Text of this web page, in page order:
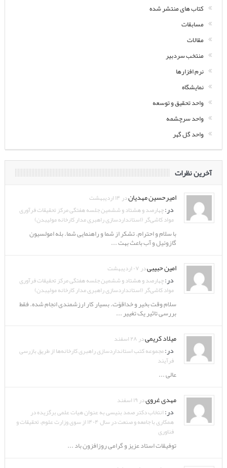
کتاب های منتشر شده
مسابقات
مقالات
منتخب سردبیر
نرم افزارها
نمایشگاه
واحد تحقیق و توسعه
واحد سرچشمه
واحد گل گهر
آخرین نظرات
امیرحسین مهدیاندر ۱۴ اردیبهشت
در:چهارصد و هشتاد و ششمین جلسه هفتگی مرکز تحقیقات فرآوری
مواد کاشی‌گر (استانداردسازی راهبری مدار کارخانه مولیبدن)
با سلام و احترام. تشکر از شما و راهنمایی شما. بله امولسیون
گازوئیل و آب باعث بهت ...
امین حبیبیدر ۰۷ اردیبهشت
در:چهارصد و هشتاد و ششمین جلسه هفتگی مرکز تحقیقات فرآوری
مواد کاشی‌گر (استانداردسازی راهبری مدار کارخانه مولیبدن)
سلام وقت بخیر و خداقوّت. بسیار کار ارزشمندی انجام شده. فقط
بررسی تاثیر یک تغییر ...
میلاد کریمیدر ۲۸ اسفند
در:مجموعه کتب استانداردسازی راهبری کارخانه‌ها از طریق بازرسی
فرآیند
عالی ...
مهدی غرویدر ۱۹ اسفند
در:انتخاب دکتر صمد بنیسی به عنوان هیات علمی برگزیده در
همکاری با جامعه و صنعت در سال ۱۴۰۴ از سوی وزارت علوم، تحقیقات و
فناوری
توفیقات استاد عزیز و گرامی روزافزون باد ...